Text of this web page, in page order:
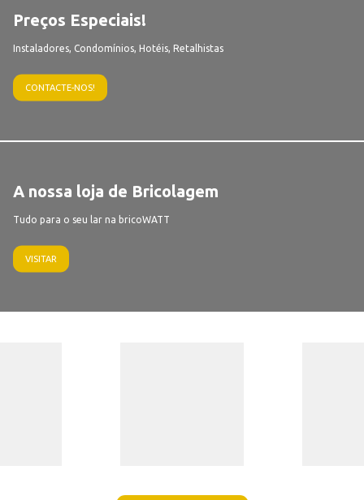
Preços Especiais!
Instaladores, Condomínios, Hotéis, Retalhistas
CONTACTE-NOS!
A nossa loja de Bricolagem
Tudo para o seu lar na bricoWATT
VISITAR